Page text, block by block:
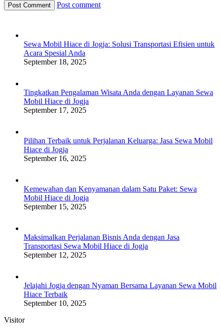
Post comment
Sewa Mobil Hiace di Jogja: Solusi Transportasi Efisien untuk
Acara Spesial Anda
September 18, 2025
Tingkatkan Pengalaman Wisata Anda dengan Layanan Sewa
Mobil Hiace di Jogja
September 17, 2025
Pilihan Terbaik untuk Perjalanan Keluarga: Jasa Sewa Mobil
Hiace di Jogja
September 16, 2025
Kemewahan dan Kenyamanan dalam Satu Paket: Sewa
Mobil Hiace di Jogja
September 15, 2025
Maksimalkan Perjalanan Bisnis Anda dengan Jasa
Transportasi Sewa Mobil Hiace di Jogja
September 12, 2025
Jelajahi Jogja dengan Nyaman Bersama Layanan Sewa Mobil
Hiace Terbaik
September 10, 2025
Visitor